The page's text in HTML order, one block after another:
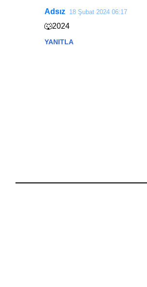
Adsız 18 Şubat 2024 06:17
🐺2024
YANITLA